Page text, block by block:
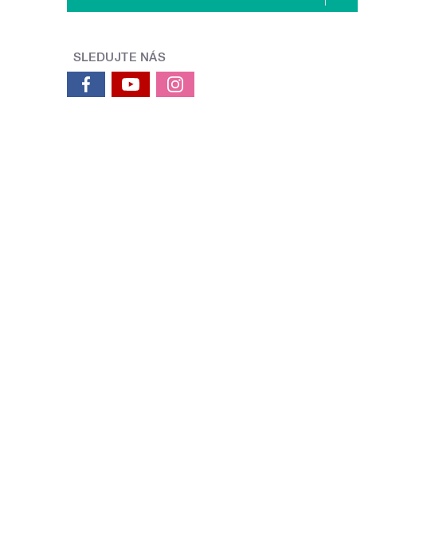
SLEDUJTE NÁS